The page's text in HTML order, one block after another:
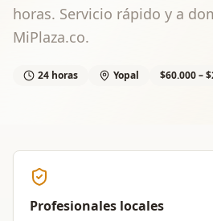
horas. Servicio rápido y a
MiPlaza.co.
24 horas Yopal $60.000 –
Profesionales locales